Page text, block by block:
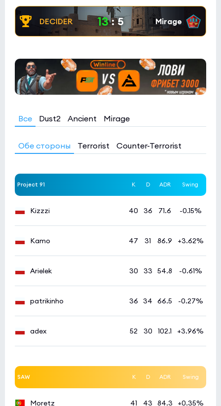
Esports World Cup 2026 Open Qualifier(bo3)
NIO 0 0:3
Esports World Cup 2026 Open Qualifier (bo3)
HOTU 0 1:0
Esports World Cup 2026 Open Qualifier(bo3)
Giant Pandas
13 : 5
Все Dust2 Ancient Mirage
Обе стороны Terrorist Counter-Terrorist
Project 91 K D ADR Swing
Kizzzi 40 36 71.6 -0.15%
Kamo 47 31 86.9 +3.62%
Arielek 30 33 54.8 -0.61%
patrikinho 36 34 66.5 -0.27%
adex 52 30 102.1 +3.96%
SAW K D ADR Swing
Moretz 41 43 84.3 +0.35%